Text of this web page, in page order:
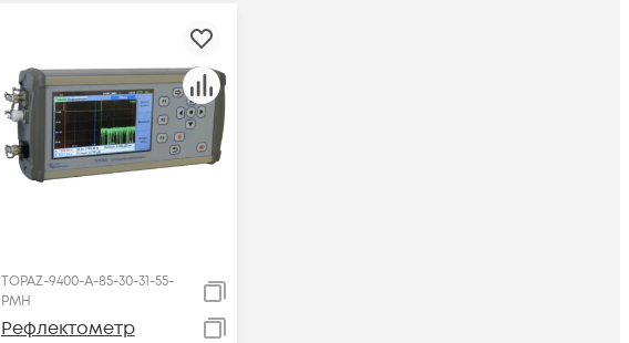
TOPAZ-9400-A-85-30-31-55-
PMH
Рефлектометр